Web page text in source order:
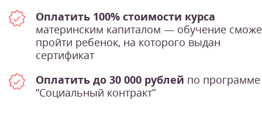
Оплатить 100% стоимости курса
материнским капиталом — обучение
пройти ребенок, на которого выдан
сертификат
Оплатить до 30 000 рублей по программе
“Социальный контракт”